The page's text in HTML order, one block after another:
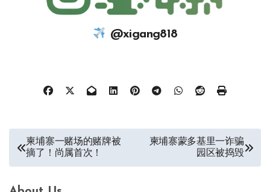
@xigang818
柬埔寨一赌场的赌牌被
摘了！尚属首次！
柬埔寨蒙多基里一诈骗
园区被捣毁